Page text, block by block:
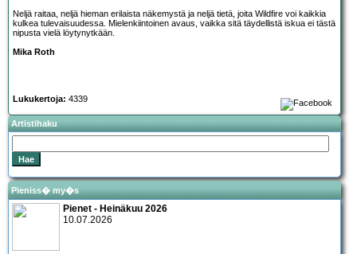
Neljä raitaa, neljä hieman erilaista näkemystä ja neljä tietä, joita Wildfire voi kaikkia
kulkea tulevaisuudessa. Mielenkiintoinen avaus, vaikka sitä täydellistä iskua ei tästä
nipusta vielä löytynytkään.
Mika Roth
Lukukertoja: 4339
Artistihaku
Pieniss� my�s
Pienet - Heinäkuu 2026
10.07.2026